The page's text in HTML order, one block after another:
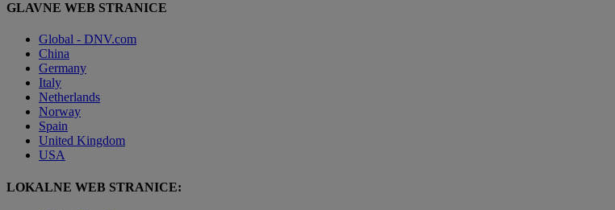
GLAVNE WEB STRANICE
Global - DNV.com
China
Germany
Italy
Netherlands
Norway
Spain
United Kingdom
USA
LOKALNE WEB STRANICE: